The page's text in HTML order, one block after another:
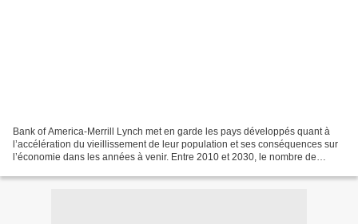
Bank of America-Merrill Lynch met en garde les pays développés quant à
l’accélération du vieillissement de leur population et ses conséquences sur
l’économie dans les années à venir. Entre 2010 et 2030, le nombre de